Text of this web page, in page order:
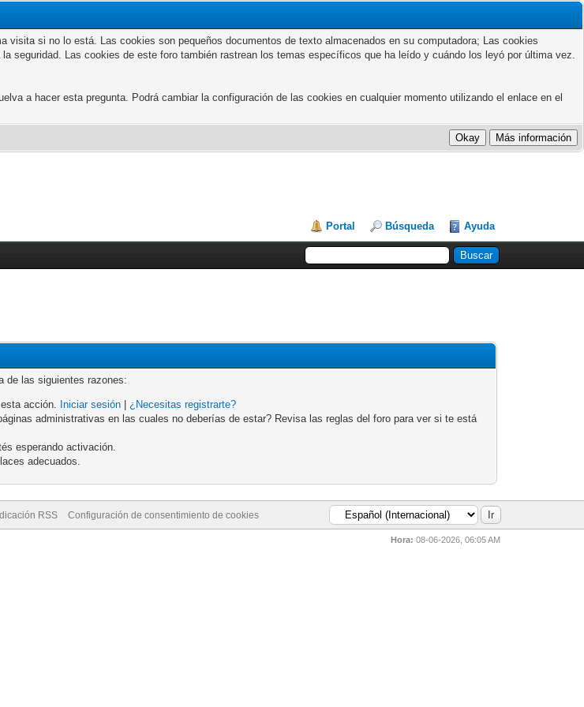
si no lo está. Las cookies son pequeños documentos de texto almacenados en su computadora; Las cookies
seguridad. Las cookies de este foro también rastrean los temas específicos que ha leído y cuándo los leyó por última vez.
a hacer esta pregunta. Podrá cambiar la configuración de las cookies en cualquier momento utilizando el enlace en el
Portal Búsqueda Ayuda
de las siguientes razones:
acción. Iniciar sesión |¿Necesitas registrarte?
administrativas en las cuales no deberías de estar? Revisa las reglas del foro para ver si te está
esperando activación.
adecuados.
RSS Configuración de consentimiento de cookies
Hora: 08-06-2026, 06:05 AM